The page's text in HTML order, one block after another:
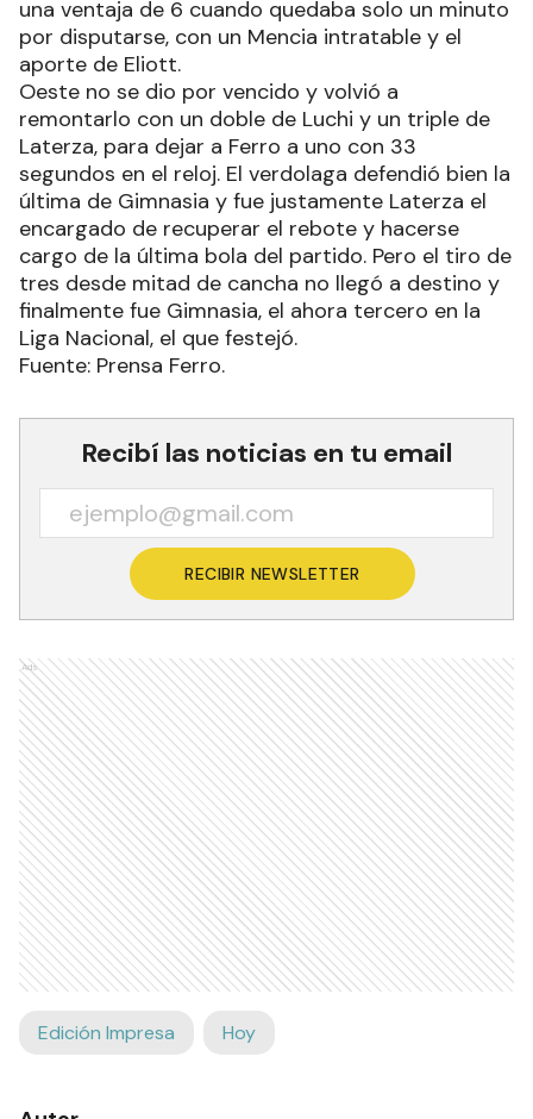
una ventaja de 6 cuando quedaba solo un minuto
por disputarse, con un Mencia intratable y el
aporte de Eliott.
Oeste no se dio por vencido y volvió a
remontarlo con un doble de Luchi y un triple de
Laterza, para dejar a Ferro a uno con 33
segundos en el reloj. El verdolaga defendió bien la
última de Gimnasia y fue justamente Laterza el
encargado de recuperar el rebote y hacerse
cargo de la última bola del partido. Pero el tiro de
tres desde mitad de cancha no llegó a destino y
finalmente fue Gimnasia, el ahora tercero en la
Liga Nacional, el que festejó.
Fuente: Prensa Ferro.
Recibí las noticias en tu email
RECIBIR NEWSLETTER
Ads
Edición Impresa Hoy